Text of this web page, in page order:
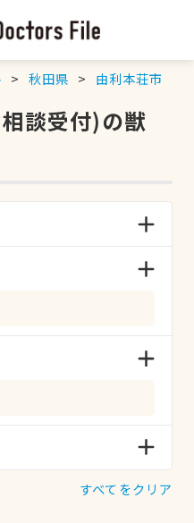
秋田県 由利本荘市
談受付)の獣
すべてをクリア